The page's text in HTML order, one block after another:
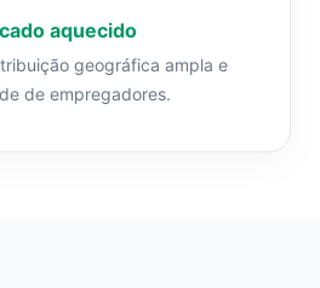
aquecido
geográfica ampla e
de empregadores.